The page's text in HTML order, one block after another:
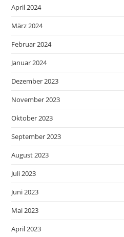
April 2024
März 2024
Februar 2024
Januar 2024
Dezember 2023
November 2023
Oktober 2023
September 2023
August 2023
Juli 2023
Juni 2023
Mai 2023
April 2023